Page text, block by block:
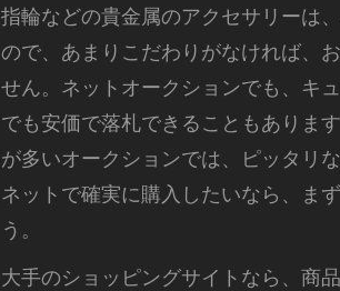
指輪などの貴金属のアクセサリーは
ので、あまりこだわりがなければ、
せん。ネットオークションでも、キ
でも安価で落札できることもありま
が多いオークションでは、ピッタリ
ネットで確実に購入したいなら、ま
う。
大手のショッピングサイトなら、商